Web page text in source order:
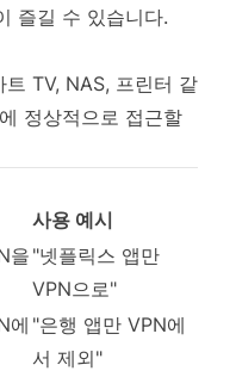
즐길 수 있습니다.
TV, NAS, 프린터 같
정상적으로 접근할
사용 예시
을"넷플릭스 앱만
VPN으로"
에 "은행 앱만 VPN에
서 제외"